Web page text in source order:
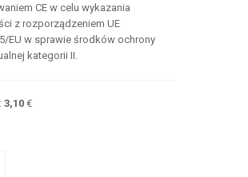
CE w celu wykazania
z rozporządzeniem UE
EU w sprawie środków ochrony
kategorii II.
3,10€